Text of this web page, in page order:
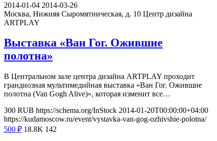
2014-01-04 2014-03-26
Москва, Нижняя Сыромятническая, д. 10 Центр дизайна
ARTPLAY
Выставка «Ван Гог. Ожившие
полотна»
В Центральном зале центра дизайна ARTPLAY проходит
грандиозная мультимедийная выставка «Ван Гог. Ожившие
полотна (Van Gogh Alive)», которая изменит все…
300 RUB https://schema.org/InStock 2014-01-20T00:00:00+04:00
https://kudamoscow.ru/event/vystavka-van-gog-ozhivshie-polotna/
500 ₽ 18.8K 142